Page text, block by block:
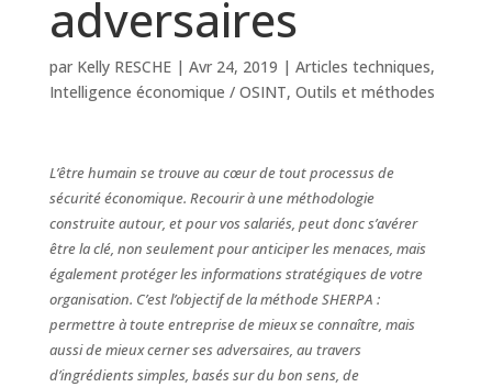
adversaires
par Kelly RESCHE| Avr 24, 2019 | Articles techniques,
Intelligence économique / OSINT, Outils et méthodes
L’être humain se trouve au cœur de tout processus de
sécurité économique. Recourir à une méthodologie
construite autour, et pour vos salariés, peut donc s’avérer
être la clé, non seulement pour anticiper les menaces, mais
également protéger les informations stratégiques de votre
organisation. C’est l’objectif de la méthode SHERPA :
permettre à toute entreprise de mieux se connaître, mais
aussi de mieux cerner ses adversaires, au travers
d’ingrédients simples, basés sur du bon sens, de